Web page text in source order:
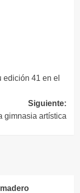
edición 41 en el
Siguiente:
gimnasia artística